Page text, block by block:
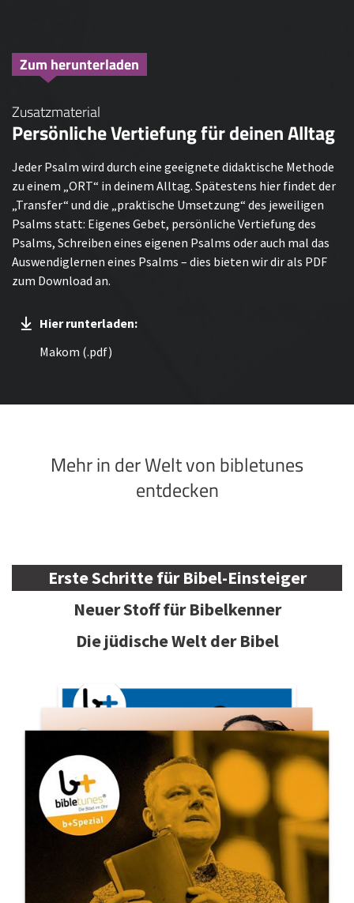
Zum herunterladen
Zusatzmaterial
Persönliche Vertiefung für deinen Alltag
Jeder Psalm wird durch eine geeignete didaktische Methode
zu einem „ORT“ in deinem Alltag. Spätestens hier findet der
„Transfer“ und die „praktische Umsetzung“ des jeweiligen
Psalms statt: Eigenes Gebet, persönliche Vertiefung des
Psalms, Schreiben eines eigenen Psalms oder auch mal das
Auswendiglernen eines Psalms – dies bieten wir dir als PDF
zum Download an.
Hier runterladen:
Makom (.pdf)
Mehr in der Welt von bibletunes
entdecken
Erste Schritte für Bibel-Einsteiger
Neuer Stoff für Bibelkenner
Die jüdische Welt der Bibel